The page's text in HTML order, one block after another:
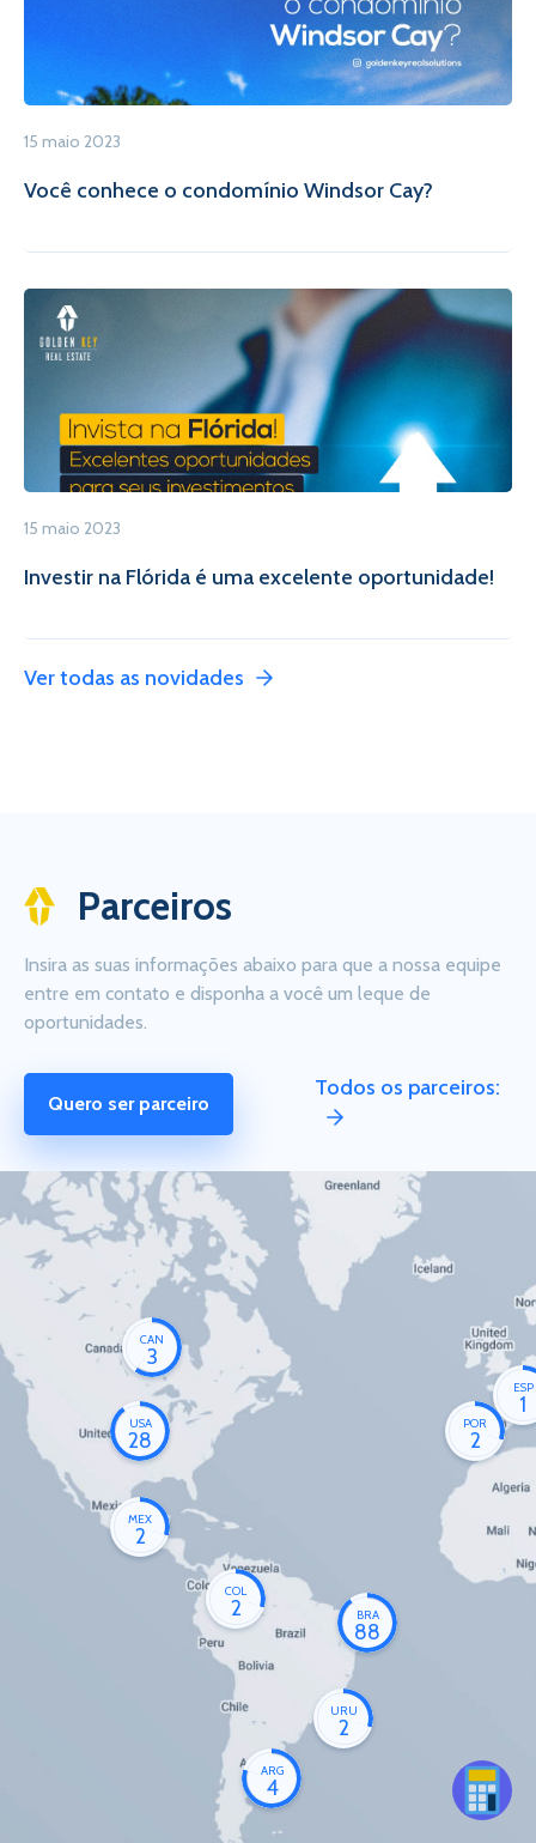
15 maio 2023
Você conhece o condomínio Windsor Cay?
15 maio 2023
Investir na Flórida é uma excelente oportunidade!
Ver todas as novidades
Parceiros
Insira as suas informações abaixo para que a nossa equipe
entre em contato e disponha a você um leque de
oportunidades.
Quero ser parceiro
Todos os parceiros:
CAN
3
USA
28
MEX
2
COL
2 BRA
88
URU
2
ARG
4
POR
2
ESP
1